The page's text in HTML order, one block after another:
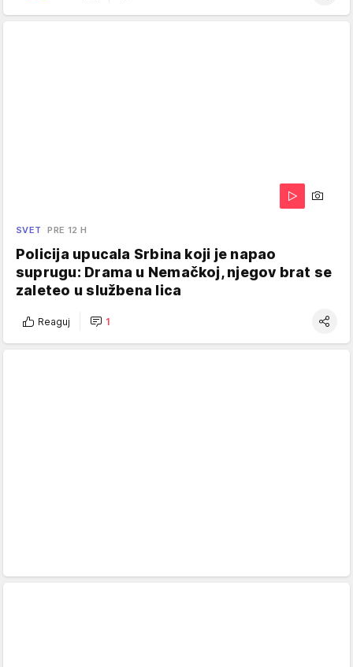
SVET PRE 12 H
Policija upucala Srbina koji je napao
suprugu: Drama u Nemačkoj, njegov brat se
zaleteo u službena lica
Reaguj 1